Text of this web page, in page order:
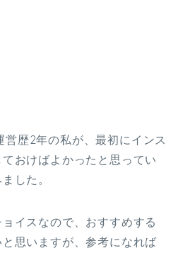
歴2年の私が、最初にインス
おけばよかったと思ってい
した。
イスなので、おすすめする
思いますが、参考になれば